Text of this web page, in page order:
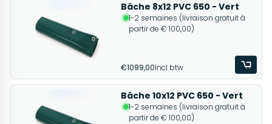
Bâche 8x12 PVC 650 - Vert
1-2 semaines (livraison gratuit à
partir de € 100,00)
€1099,00Incl btw
Bâche 10x12 PVC 650 - Vert
1-2 semaines (livraison gratuit à
partir de € 100,00)